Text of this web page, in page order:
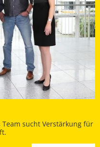
sucht Verstärkung für